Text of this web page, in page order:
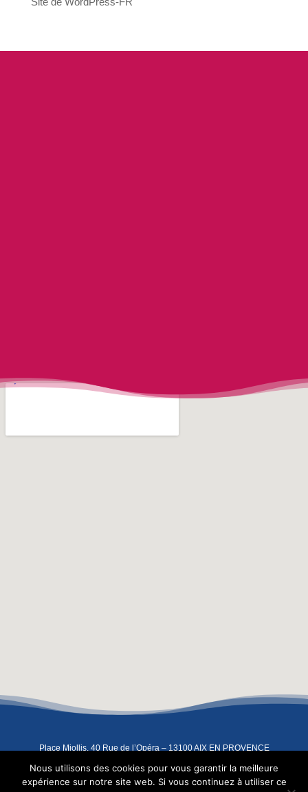
Place Miollis, 40 Rue de l’Opéra – 13100 AIX EN PROVENCE
Copyright 2022 – L’Atelier Indigo –Mentions légales
Nous utilisons des cookies pour vous garantir la meilleure
expérience sur notre site web. Si vous continuez à utiliser ce